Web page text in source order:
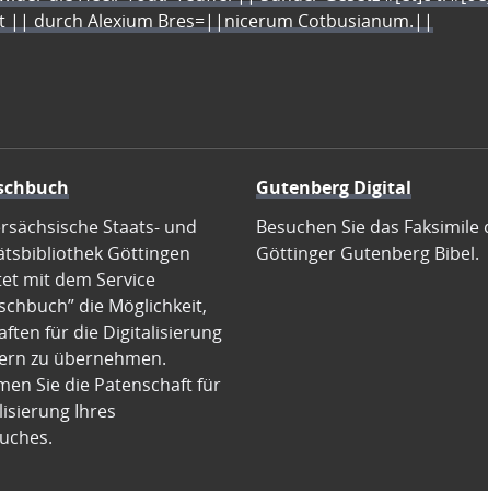
|| durch Alexium Bres=||nicerum Cotbusianum.||
Staats- und
Göttingen
mit dem Service
die Möglichkeit,
für die Digitalisierung
zu übernehmen.
Sie die Patenschaft für
Ihres
Gutenberg Digital
Besuchen Sie das Faksimile
Göttinger Gutenberg Bibel.